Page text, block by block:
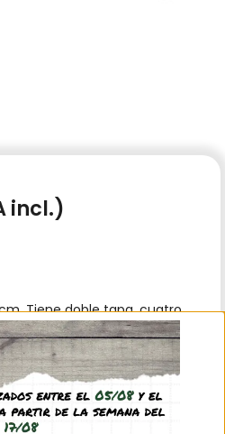
incl.)
Tiene doble tapa, cuatro
tubos flexibles de 10/8
mm para tapar las
a utilizar y 10 cm de